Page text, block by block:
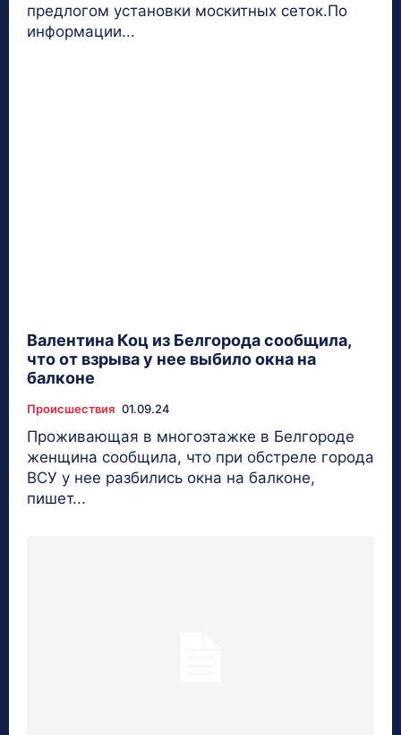
предлогом установки москитных сеток.По
информации...
Валентина Коц из Белгорода сообщила,
что от взрыва у нее выбило окна на
балконе
Происшествия 01.09.24
Проживающая в многоэтажке в Белгороде
женщина сообщила, что при обстреле города
ВСУ у нее разбились окна на балконе,
пишет...